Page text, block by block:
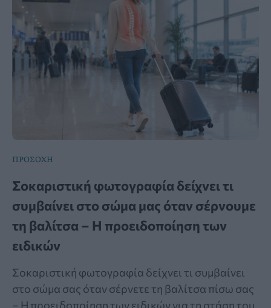
ΠΡΟΣΟΧΗ
Σοκαριστική φωτογραφία δείχνει τι
συμβαίνει στο σώμα μας όταν σέρνουμε
τη βαλίτσα – Η προειδοποίηση των
ειδικών
Σοκαριστική φωτογραφία δείχνει τι συμβαίνει
στο σώμα σας όταν σέρνετε τη βαλίτσα πίσω σας
– Η προειδοποίηση των ειδικών για τη στάση του